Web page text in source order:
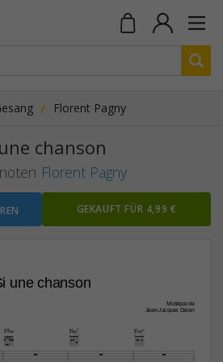
Florent Pagny
chanson
Florent Pagny
GEKAUFT FÜR 4,99 €
une chanson
Musique de
Jean-Jacques Daran
F©‹ E‹7 E‹6
 
